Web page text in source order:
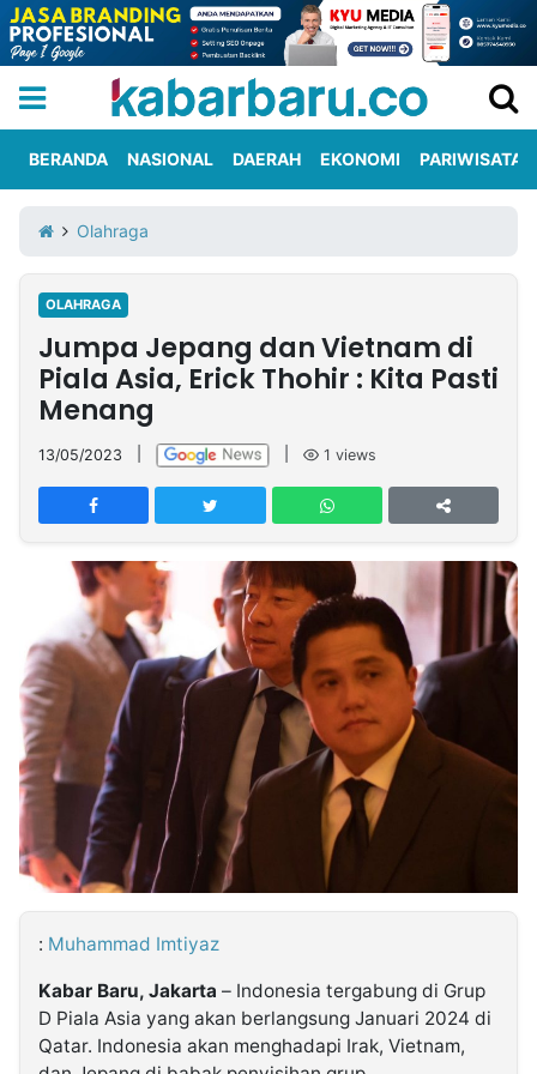
Iklan
Berita
Kami
Nasional
International
Olahraga
Entertainment
Daerah
Pariwisata
Kuliner
Kolom
Network
PT
TREETAN
INDONESIA
Partner
Insight
NTB
Suara
Time
Lens
IDN
Daily
Jogja
Jalan
Rakyat
Idealita
News
Kita
Notice
Dinamikapost.com
Radar
Baru
Seedbacklink
Follow
Kabarbaru
BERANDA NASIONAL DAERAH EKONOMI PARIWISATA
Olahraga
OLAHRAGA
Jumpa Jepang dan Vietnam di
Piala Asia, Erick Thohir : Kita Pasti
Menang
13/05/2023 1 views
: Muhammad Imtiyaz
Kabar Baru, Jakarta – Indonesia tergabung di Grup
D Piala Asia yang akan berlangsung Januari 2024 di
Qatar. Indonesia akan menghadapi Irak, Vietnam,